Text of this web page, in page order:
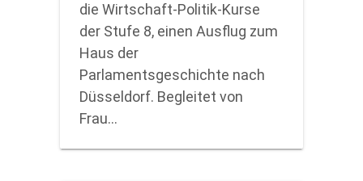
die Wirtschaft-Politik-Kurse
der Stufe 8, einen Ausflug zum
Haus der
Parlamentsgeschichte nach
Düsseldorf. Begleitet von
Frau…